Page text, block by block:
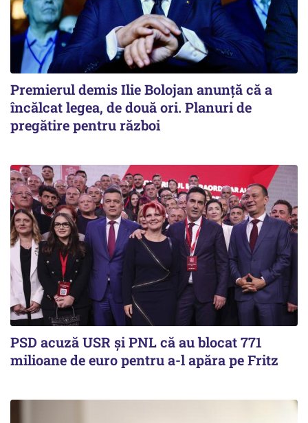
Premierul demis Ilie Bolojan anunță că a
încălcat legea, de două ori. Planuri de
pregătire pentru război
PSD acuză USR și PNL că au blocat 771
milioane de euro pentru a-l apăra pe Fritz